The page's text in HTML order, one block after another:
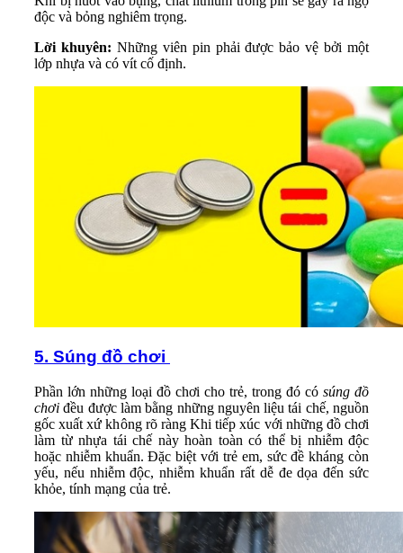
độc và bỏng nghiêm trọng.
Lời khuyên: Những viên pin phải được bảo vệ bởi một
lớp nhựa và có vít cố định.
5. Súng đồ chơi
Phần lớn những loại đồ chơi cho trẻ, trong đó có súng đồ
chơi đều được làm bằng những nguyên liệu tái chế, nguồn
gốc xuất xứ không rõ ràng Khi tiếp xúc với những đồ chơi
làm từ nhựa tái chế này hoàn toàn có thể bị nhiễm độc
hoặc nhiễm khuẩn. Đặc biệt với trẻ em, sức đề kháng còn
yếu, nếu nhiễm độc, nhiễm khuẩn rất dễ đe dọa đến sức
khỏe, tính mạng của trẻ.